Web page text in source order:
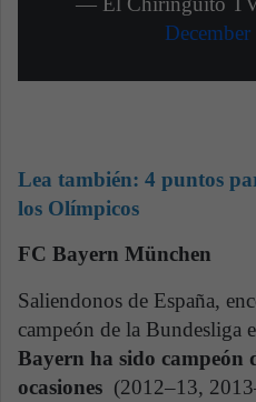
Lea también: 4 puntos
los Olímpicos
FC Bayern München
Saliendonos de España,
campeón de la Bundesliga
Bayern ha sido campeón
ocasiones (2012–13,